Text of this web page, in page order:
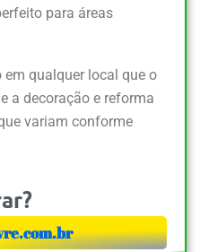
para áreas
em qualquer local que o
a decoração e reforma
variam conforme